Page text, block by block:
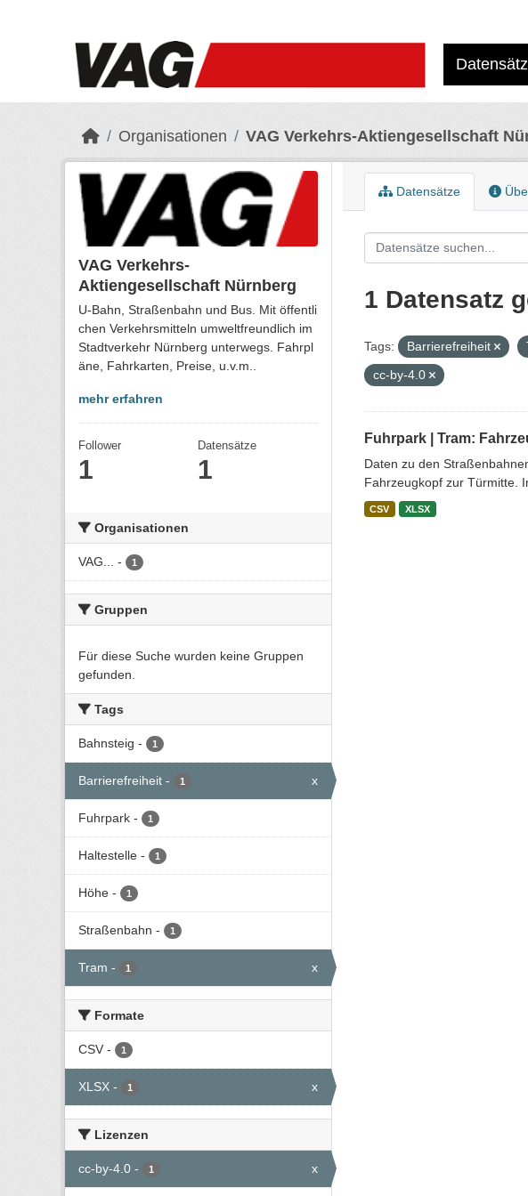
Organisationen VAG Verkehrs-Aktiengesellschaft
VAG Verkehrs-
Aktiengesellschaft Nürnberg
U-Bahn, Straßenbahn und Bus. Mit öffentli
chen Verkehrsmitteln umweltfreundlich im
Stadtverkehr Nürnberg unterwegs. Fahrpl
äne, Fahrkarten, Preise, u.v.m..
mehr erfahren
Follower
1
Datensätze
1
Organisationen
VAG... - 1
Gruppen
Für diese Suche wurden keine Gruppen
gefunden.
Tags
Bahnsteig - 1
Barrierefreiheit - 1 x
Fuhrpark - 1
Haltestelle - 1
Höhe - 1
Straßenbahn - 1
Tram - 1 x
Formate
CSV - 1
XLSX - 1 x
Lizenzen
cc-by-4.0 - 1 x
Datensätze
1 Datensatz
Tags: Barrierefreiheit
cc-by-4.0
Fuhrpark | Tram:
Daten zu den
Fahrzeugkopf zur Türmitte.
CSV XLSX